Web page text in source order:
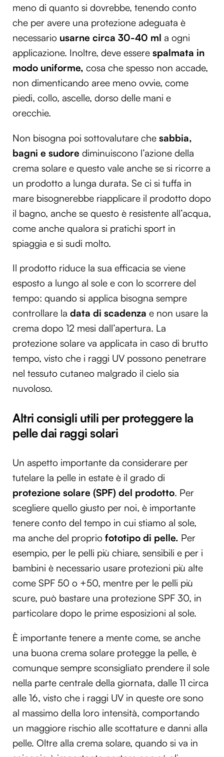
meno di quanto si dovrebbe, tenendo conto
che per avere una protezione adeguata è
necessario usarne circa 30-40 ml a ogni
applicazione. Inoltre, deve essere spalmata in
modo uniforme, cosa che spesso non accade,
non dimenticando aree meno ovvie, come
piedi, collo, ascelle, dorso delle mani e
orecchie.
Non bisogna poi sottovalutare che sabbia,
bagni e sudore diminuiscono l’azione della
crema solare e questo vale anche se si ricorre a
un prodotto a lunga durata. Se ci si tuffa in
mare bisognerebbe riapplicare il prodotto dopo
il bagno, anche se questo è resistente all’acqua,
come anche qualora si pratichi sport in
spiaggia e si sudi molto.
Il prodotto riduce la sua efficacia se viene
esposto a lungo al sole e con lo scorrere del
tempo: quando si applica bisogna sempre
controllare la data di scadenza e non usare la
crema dopo 12 mesi dall’apertura. La
protezione solare va applicata in caso di brutto
tempo, visto che i raggi UV possono penetrare
nel tessuto cutaneo malgrado il cielo sia
nuvoloso.
Altri consigli utili per proteggere la
pelle dai raggi solari
Un aspetto importante da considerare per
tutelare la pelle in estate è il grado di
protezione solare (SPF) del prodotto. Per
scegliere quello giusto per noi, è importante
tenere conto del tempo in cui stiamo al sole,
ma anche del proprio fototipo di pelle. Per
esempio, per le pelli più chiare, sensibili e per i
bambini è necessario usare protezioni più alte
come SPF 50 o +50, mentre per le pelli più
scure, può bastare una protezione SPF 30, in
particolare dopo le prime esposizioni al sole.
È importante tenere a mente come, se anche
una buona crema solare protegge la pelle, è
comunque sempre sconsigliato prendere il sole
nella parte centrale della giornata, dalle 11 circa
alle 16, visto che i raggi UV in queste ore sono
al massimo della loro intensità, comportando
un maggiore rischio alle scottature e danni alla
pelle. Oltre alla crema solare, quando si va in